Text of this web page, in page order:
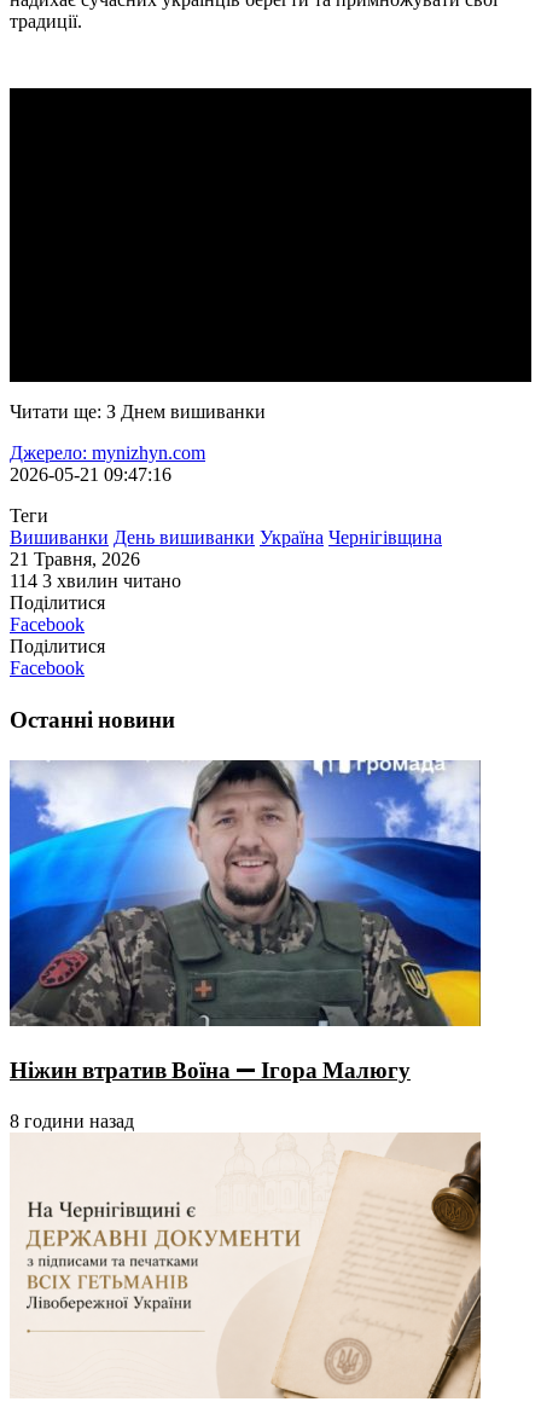
традиції.
Читати ще: З Днем вишиванки
Джерело: mynizhyn.com
2026-05-21 09:47:16
Теги
Вишиванки День вишиванки Україна Чернігівщина
21 Травня, 2026
114 3 хвилин читано
Поділитися
Facebook
Поділитися
Facebook
Останні новини
Ніжин втратив Воїна — Ігора Малюгу
8 години назад